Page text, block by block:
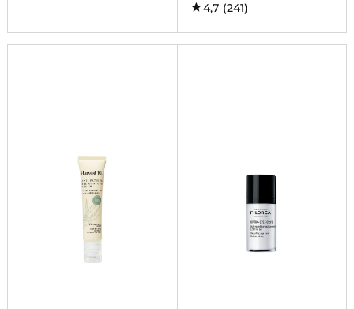
4,7 (241)